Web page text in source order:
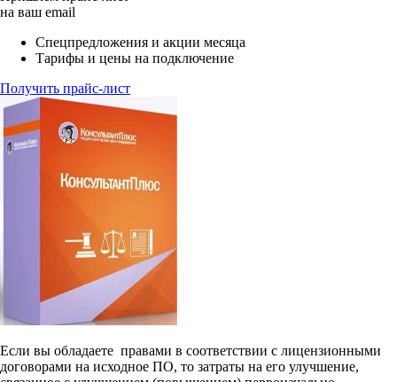
на ваш email
Спецпредложения и акции месяца
Тарифы и цены на подключение
Получить прайс-лист
Если вы обладаете правами в соответствии с лицензионными
договорами на исходное ПО, то затраты на его улучшение,